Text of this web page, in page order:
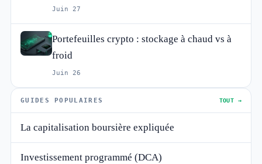
Juin 27
Portefeuilles crypto : stockage à chaud vs à
froid
Juin 26
GUIDES POPULAIRES TOUT →
La capitalisation boursière expliquée
Investissement programmé (DCA)